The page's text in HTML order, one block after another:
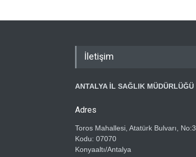
İletişim
ANTALYA İL SAĞLIK MÜDÜRLÜĞÜ
Adres
Toros Mahallesi, Atatürk Bulvarı,
Kodu: 07070
Konyaaltı/Antalya